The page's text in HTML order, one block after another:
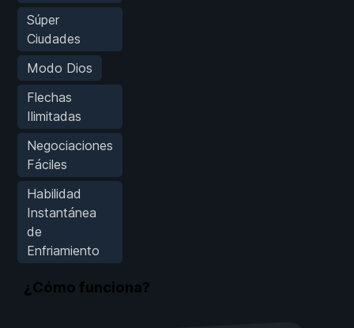
Súper
Ciudades
Modo Dios
Flechas
Ilimitadas
Negociaciones
Fáciles
Habilidad
Instantánea
de
Enfriamiento
¿Cómo funciona?